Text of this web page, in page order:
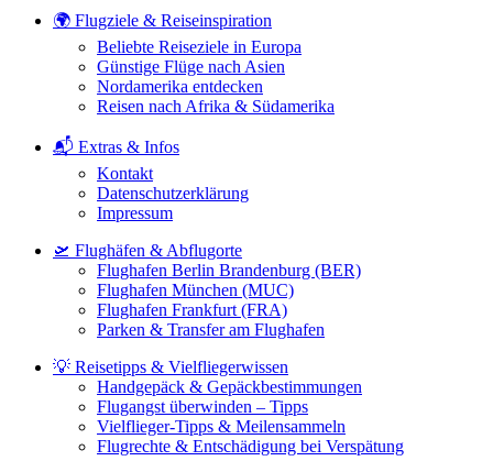
🌍 Flugziele & Reiseinspiration
Beliebte Reiseziele in Europa
Günstige Flüge nach Asien
Nordamerika entdecken
Reisen nach Afrika & Südamerika
📬 Extras & Infos
Kontakt
Datenschutzerklärung
Impressum
🛫 Flughäfen & Abflugorte
Flughafen Berlin Brandenburg (BER)
Flughafen München (MUC)
Flughafen Frankfurt (FRA)
Parken & Transfer am Flughafen
💡 Reisetipps & Vielfliegerwissen
Handgepäck & Gepäckbestimmungen
Flugangst überwinden – Tipps
Vielflieger-Tipps & Meilensammeln
Flugrechte & Entschädigung bei Verspätung